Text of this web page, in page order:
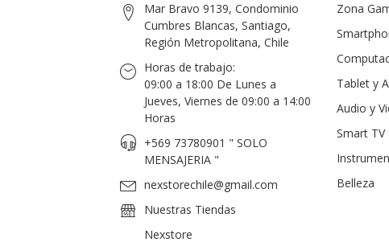
Mar Bravo 9139, Condominio
Cumbres Blancas, Santiago,
Región Metropolitana, Chile
Horas de trabajo:
09:00 a 18:00 De Lunes a
Jueves, Viernes de 09:00 a 14:00
Horas
+569 73780901 " SOLO
MENSAJERIA "
nexstorechile@gmail.com
Nuestras Tiendas
Nexstore
Zona
Tablet y
Audio y
Smart TV
Belleza